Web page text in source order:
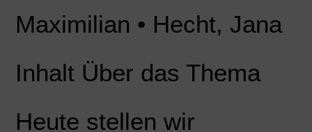
Maximilian • Hecht, Jana
Inhalt Über das Thema
Heute stellen wir